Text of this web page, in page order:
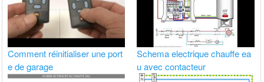
Comment réinitialiser une port
e de garage
Schema electrique chauffe ea
u avec contacteur